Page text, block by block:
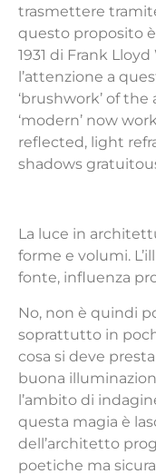
trasmettere
questo proposito
1931 di Frank
l’attenzione a
‘brushwork’ of
‘modern’ now
reflected, light
shadows
La luce in
forme e volumi.
fonte, influenza
No, non è quindi
soprattutto in
cosa si deve
buona
l’ambito di
questa magia è
dell’architetto
poetiche ma